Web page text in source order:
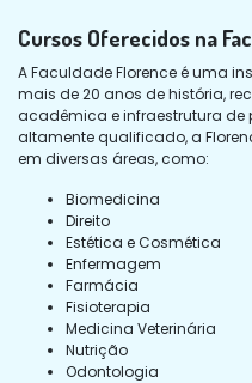
Cursos Oferecidos na
A Faculdade Florence é uma
mais de 20 anos de história,
acadêmica e infraestrutura de
altamente qualificado, a
em diversas áreas, como:
Biomedicina
Direito
Estética e Cosmética
Enfermagem
Farmácia
Fisioterapia
Medicina Veterinária
Nutrição
Odontologia